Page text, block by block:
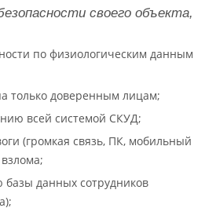
своего объекта,
по физиологическим данным
только доверенным лицам;
всей системой СКУД;
(громкая связь, ПК, мобильный
данных сотрудников